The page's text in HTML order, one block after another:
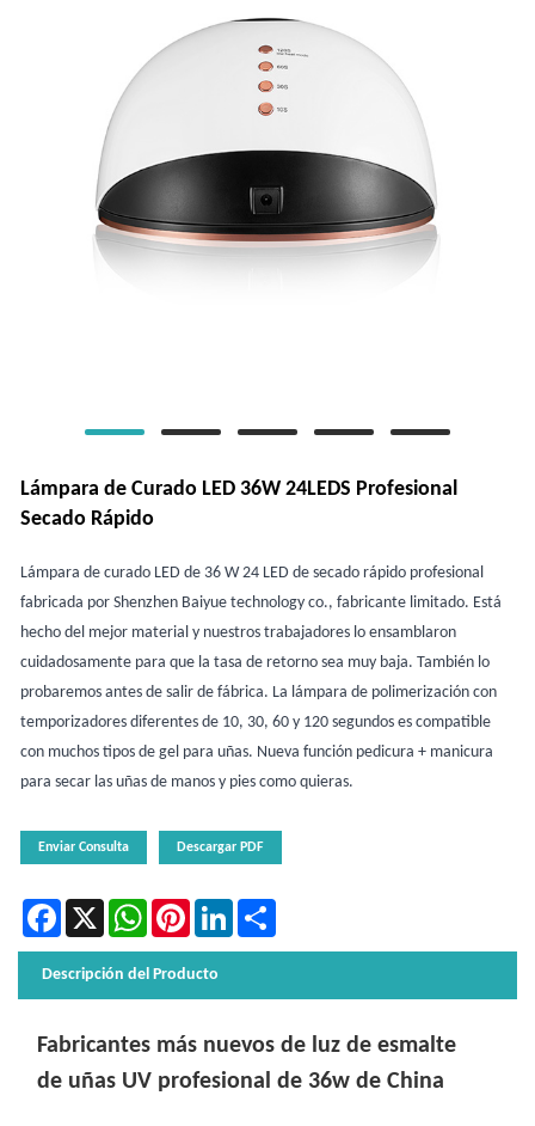
Lámpara de Curado LED 36W 24LEDS Profesional
Secado Rápido
Lámpara de curado LED de 36 W 24 LED de secado rápido profesional
fabricada por Shenzhen Baiyue technology co., fabricante limitado. Está
hecho del mejor material y nuestros trabajadores lo ensamblaron
cuidadosamente para que la tasa de retorno sea muy baja. También lo
probaremos antes de salir de fábrica. La lámpara de polimerización con
temporizadores diferentes de 10, 30, 60 y 120 segundos es compatible
con muchos tipos de gel para uñas. Nueva función pedicura + manicura
para secar las uñas de manos y pies como quieras.
Enviar Consulta Descargar PDF
Facebook
X WhatsAppPinterestLinkedIn
Descripción del Producto
Fabricantes más nuevos de luz de esmalte
de uñas UV profesional de 36w de China